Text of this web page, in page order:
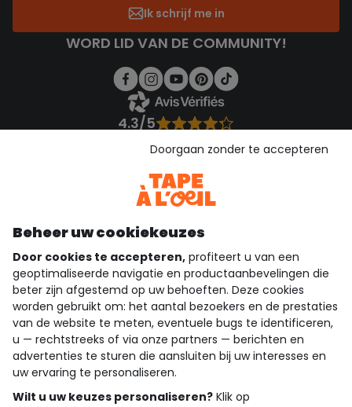
Ik schrijf me in
WORD LID VAN DE COMMUNITY!
4.3/5
Bekijk de vertrouwensverklaring
Download onze applicatie
Ontdek onze applicatie
wie zijn we?
hulp nodig
loyalty club
onze catalogus
Beheer uw cookiekeuzes
Door cookies te accepteren, profiteert u van een
geoptimaliseerde navigatie en productaanbevelingen die
beter zijn afgestemd op uw behoeften. Deze cookies
worden gebruikt om: het aantal bezoekers en de prestaties
van de website te meten, eventuele bugs te identificeren,
u — rechtstreeks of via onze partners — berichten en
advertenties te sturen die aansluiten bij uw interesses en
uw ervaring te personaliseren.
Wilt u uw keuzes personaliseren? Klik op
Doorgaan zonder te accepteren